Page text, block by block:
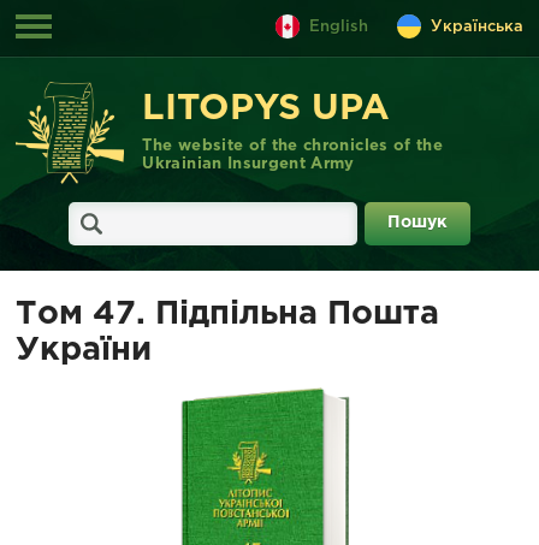
English Українська
LITOPYS UPA
The website of the chronicles of the
Ukrainian Insurgent Army
Том 47. Підпільна Пошта
України